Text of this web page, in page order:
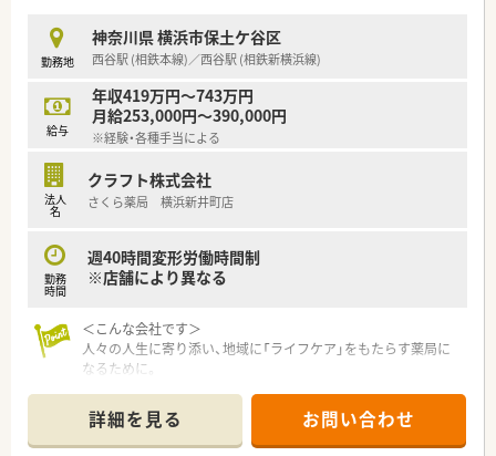
★刷新された新規採用者研修
中途入社ならではの悩みを解消し、さくら薬局グループのビジョ
ンや社内規定などをご案内。
同期入社の方との繋がりを踏まえ、『さくら薬局の薬剤師』とし
て、安心してキャリアをスタートいただくための研修です。
店舗OJT・フォローアップや通常の社内研修と絡めて中途入社専
安心して飛び込める体制が整備されています。
全店舗で地域連携薬局を目指している地域に根差した調剤薬局
です。
がん診療連携拠点病院等との密な連携を行いつつ、より高度な薬
高い専門性が求められる特殊な調剤に対応できる専門医療機関
連携薬局も取得しています。
本社から業界動向などの情報が常に発信されており、患者様や医
★安心して働ける環境と福利厚生制度
勤務地
神奈川県 横浜市保土ケ谷区
西谷駅 (相鉄本線)／西谷駅 (相鉄新横浜線)
給与
年収419万円～743万円
月給253,000円～390,000円
※経験・各種手当による
法人
名
クラフト株式会社
さくら薬局 横浜新井町店
勤務
時間
週40時間変形労働時間制
※店舗により異なる
＜こんな会社です＞
人々の人生に寄り添い、地域に「ライフケア」をもたらす薬局に
なるために。
りひとりの人生に寄り添い、質の高い医療サービスを届ける薬剤
師を求め育てています。
詳細を見る お問い合わせ